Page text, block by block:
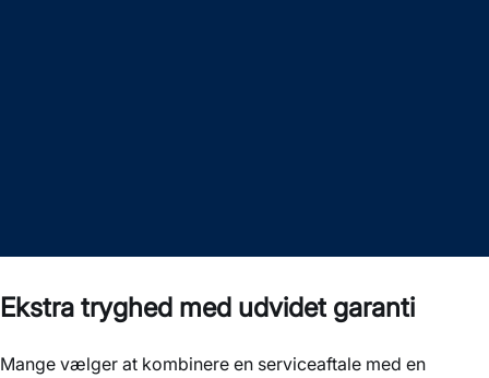
Ekstra tryghed med udvidet garanti
Mange vælger at kombinere en serviceaftale med en